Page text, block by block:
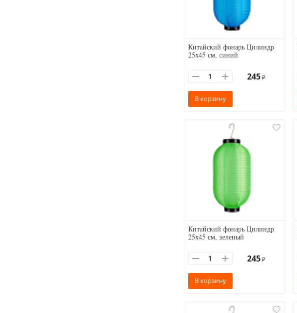
Китайский фонарь Цилиндр
25х45 см, синий
245 ₽
В корзину
Китайский фонарь Цилиндр
25х45 см, зеленый
245 ₽
В корзину